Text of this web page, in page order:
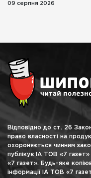
09 серпня 2026
Відповідно до ст. 26
право власності на
охороняється чинним
публікує ІА ТОВ «7
«7 газет». Будь-яке
інформації ІА ТОВ «7